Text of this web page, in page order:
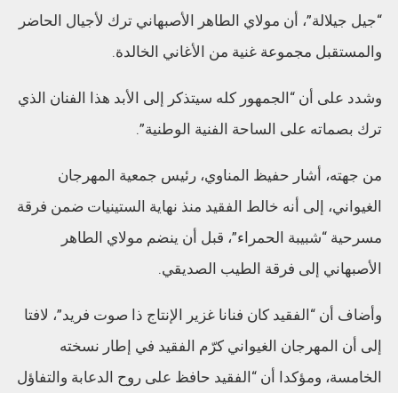
“جيل جيلالة”، أن مولاي الطاهر الأصبهاني ترك لأجيال الحاضر
والمستقبل مجموعة غنية من الأغاني الخالدة.
وشدد على أن “الجمهور كله سيتذكر إلى الأبد هذا الفنان الذي
ترك بصماته على الساحة الفنية الوطنية”.
من جهته، أشار حفيظ المناوي، رئيس جمعية المهرجان
الغيواني، إلى أنه خالط الفقيد منذ نهاية الستينيات ضمن فرقة
مسرحية “شبيبة الحمراء”، قبل أن ينضم مولاي الطاهر
الأصبهاني إلى فرقة الطيب الصديقي.
وأضاف أن “الفقيد كان فنانا غزير الإنتاج ذا صوت فريد”، لافتا
إلى أن المهرجان الغيواني كرّم الفقيد في إطار نسخته
الخامسة، ومؤكدا أن “الفقيد حافظ على روح الدعابة والتفاؤل